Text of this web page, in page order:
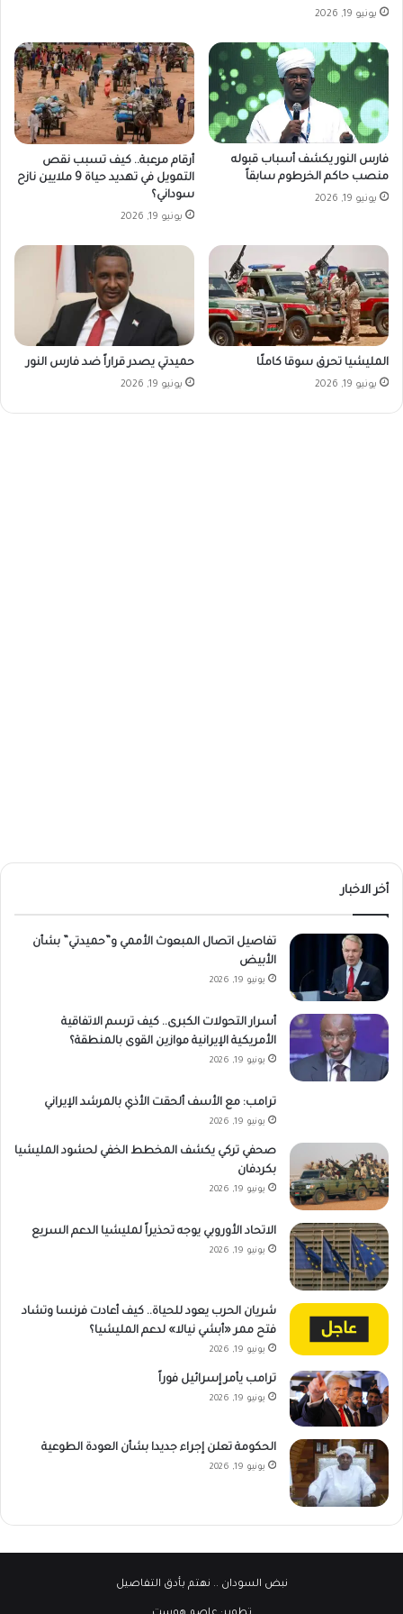
يونيو 19, 2026
فارس النور يكشف أسباب قبوله
منصب حاكم الخرطوم سابقاً
يونيو 19, 2026
أرقام مرعبة.. كيف تسبب نقص
التمويل في تهديد حياة 9 ملايين نازح
سوداني؟
يونيو 19, 2026
المليشيا تحرق سوقا كاملًا
يونيو 19, 2026
حميدتي يصدر قراراً ضد فارس النور
يونيو 19, 2026
أخر الاخبار
تفاصيل اتصال المبعوث الأممي و”حميدتي” بشأن
الأبيض
يونيو 19, 2026
أسرار التحولات الكبرى.. كيف ترسم الاتفاقية
الأمريكية الإيرانية موازين القوى بالمنطقة؟
يونيو 19, 2026
ترامب: مع الأسف ألحقت الأذي بالمرشد الإيراني
يونيو 19, 2026
صحفي تركي يكشف المخطط الخفي لحشود المليشيا
بكردفان
يونيو 19, 2026
الاتحاد الأوروبي يوجه تحذيراً لمليشيا الدعم السريع
يونيو 19, 2026
شريان الحرب يعود للحياة.. كيف أعادت فرنسا وتشاد
فتح ممر «أبشي نيالا» لدعم المليشيا؟
يونيو 19, 2026
ترامب يأمر إسرائيل فوراً
يونيو 19, 2026
الحكومة تعلن إجراء جديدا بشأن العودة الطوعية
يونيو 19, 2026
نبض السودان .. نهتم بأدق التفاصيل